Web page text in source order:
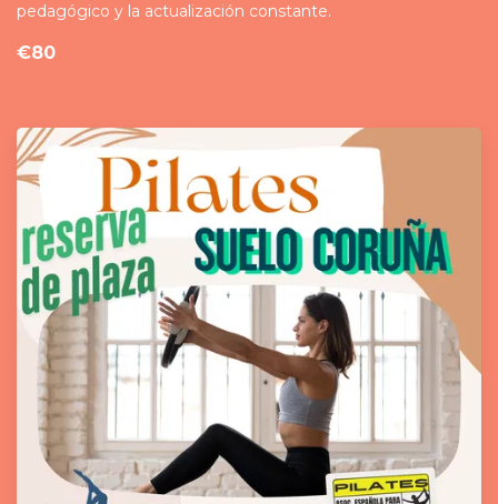
pedagógico y la actualización constante.
€80